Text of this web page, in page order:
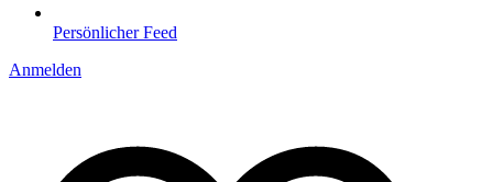
Persönlicher Feed
Anmelden